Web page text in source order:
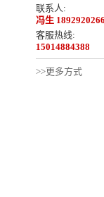
联系人:
冯生
客服热线:
15014884388
>>更多方式